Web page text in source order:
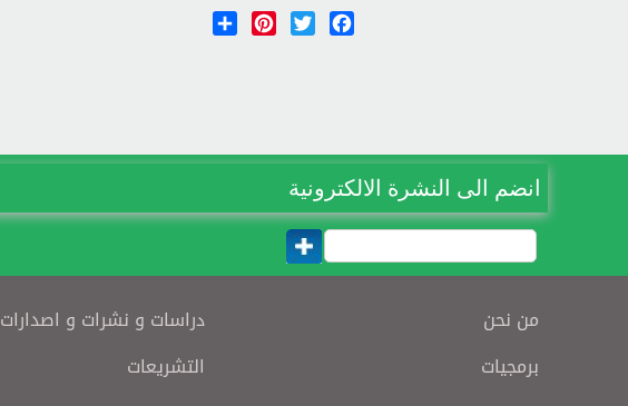
Facebook
Twitter
Pinterest
Share
انضم الى النشرة الالكترونية
من نحن
برمجيات
دراسات و نشرات و اصدارات
التشريعات